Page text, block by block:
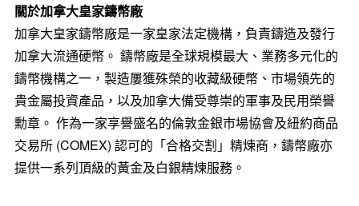
關於加拿大皇家鑄幣廠
加拿大皇家鑄幣廠是一家皇家法定機構，負責鑄造及發行
加拿大流通硬幣。 鑄幣廠是全球規模最大、業務多元化的
鑄幣機構之一，製造屢獲殊榮的收藏級硬幣、市場領先的
貴金屬投資產品，以及加拿大備受尊崇的軍事及民用榮譽
勳章。 作為一家享譽盛名的倫敦金銀市場協會及紐約商品
交易所 (COMEX) 認可的「合格交割」精煉商，鑄幣廠亦
提供一系列頂級的黃金及白銀精煉服務。